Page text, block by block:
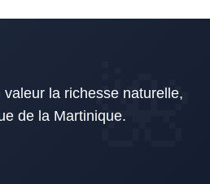
la richesse naturelle,
de la Martinique.